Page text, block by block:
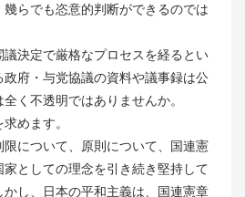
らでも恣意的判断ができるのでは
決定で厳格なプロセスを経るとい
府・与党協議の資料や議事録は公
く不透明ではありませんか。
めます。
について、原則について、国連憲
としての理念を引き続き堅持して
し、日本の平和主義は、国連憲章